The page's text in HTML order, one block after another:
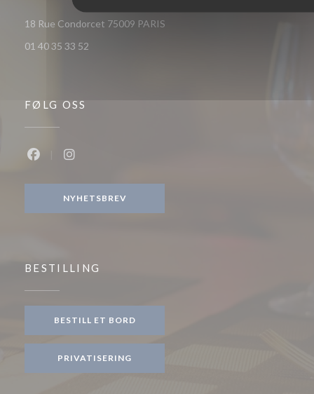
18 Rue Condorcet 75009 PARIS
01 40 35 33 52
FØLG OSS
NYHETSBREV
BESTILLING
BESTILL ET BORD
PRIVATISERING